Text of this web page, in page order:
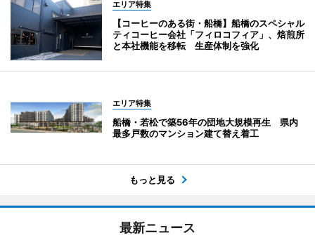
エリア特集
【コーヒーのある街・船橋】船橋のスペシャル
ティコーヒー会社「フィロコフィア」、焙煎所
と本社機能を移転 生産体制を強化
エリア特集
船橋・若松で築56年の団地大規模再生 県内
最多戸数のマンション建て替え着工
もっと見る
最新ニュース